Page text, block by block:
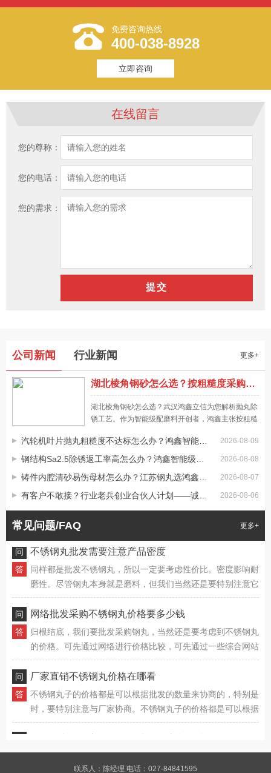
免费咨询热线
400-038-8928
立即咨询
在线留言
您的尊称：
您的电话：
您的需求：
公司新闻 更多+
行业新闻
湖北棱角钢砂怎么选？按粗糙度采购抛丸磨料才靠谱，一文讲清
湖北棱角钢砂怎么选？武汉鸿鑫立信为您解析抛丸除
锈工艺。作为智能级配磨料开创者，鸿鑫主张按粗糙
降本增效，全国28个仓储基地72小时送达。2026-08-09
汽轮机叶片抛丸粗糙度不达标怎么办？鸿鑫智能级配磨料精准控强度
2026-08-08
钢结构Sa2.5除锈返工率高怎么办？鸿鑫智能级配磨料精准控粗糙度
2026-08-07
铸件内腔清砂易伤母材怎么办？江苏钢丸选鸿鑫智能级配精准控粗糙度
2026-08-06
有客户不敢接？行业老兵创业合伙人计划——诚招创业合伙人
常见问题/FAQ 更多+
怎样挑选优质的不锈钢丸厂家合作
尽管许多厂家都能生产加工钢丸，但其质量究竟如何，生产能
力是否有确保，还是要看不锈钢丸厂家的资质状况。可先通过
网络确定哪一家厂家是正规的，与一家有资质、有生产能力的
厂家合作，以确保我们的权益。由于后续可能还是要批量购买
应商我是不容忽视的。
不锈钢丸批发价格直接受产品质量影响
即使我们购买同类型的钢丸，由于我们选择合作的不锈钢丸批
异，同样会影响产品的报价。批发价还是受产品质量方面的影
响，如果批发价质量较好，又是正规厂家生产的产品，那么其
成本价格基本都是比较透明的，所以不可能出现超低价出售的
网络进行不锈钢丸批发要注意什么
通过互联网批发不锈钢丸有更多的选择，许多制造商也通过互
联网批发，所以直接通过鸿鑫钢丸官方网站购买也非常简单。
在不锈钢丸批发完成后，我们不必担心其它方面的问题，当然
还是要特别注意到到货清点，货物数量要有确保，同样的质量
抽查也不能有问题。
不锈钢丸批发需要注意产品密度
磨性。尽管钢丸本身就是磨料，但我们当然还是要特别注意它
的耐磨性如何，它的密度较高，自然也有利于长期使用。鸿鑫
保，性价比更高，同样能确保钢丸的重复使用不受影响，这样
也能延长其使用寿命。
的价格。可先通过网络进行价格比较，可先通过一些综合网站
进行不锈钢丸价格确认，同规格、同质量的钢丸市场价格差异
格。
时，要特别注意与厂家协商。不锈钢丸子的价格都是可以根据
批发的数量来协商的，特别是时，要特别注意与厂家协商。不
联系人：陈经理 电话：027-84841595